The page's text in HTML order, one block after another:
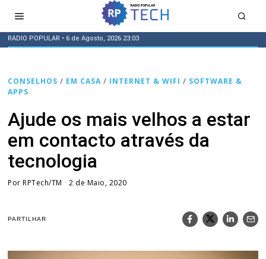
RADIO POPULAR • 6 de Agosto, 2026 23:03
CONSELHOS / EM CASA / INTERNET & WIFI / SOFTWARE &
APPS
Ajude os mais velhos a estar
em contacto através da
tecnologia
PorRPTech/TM 2 de Maio, 2020
PARTILHAR